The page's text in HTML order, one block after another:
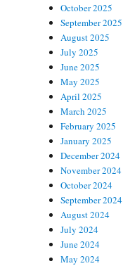
October 2025
September 2025
August 2025
July 2025
June 2025
May 2025
April 2025
March 2025
February 2025
January 2025
December 2024
November 2024
October 2024
September 2024
August 2024
July 2024
June 2024
May 2024